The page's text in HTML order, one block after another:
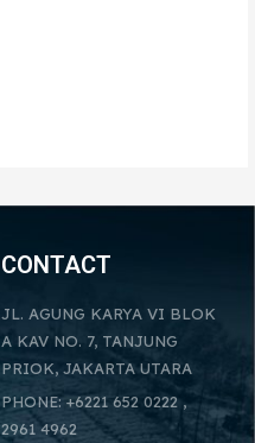
CONTACT
JL. AGUNG KARYA VI BLOK
A KAV NO. 7, TANJUNG
PRIOK, JAKARTA UTARA
PHONE: +6221 652 0222 ,
2961 4962